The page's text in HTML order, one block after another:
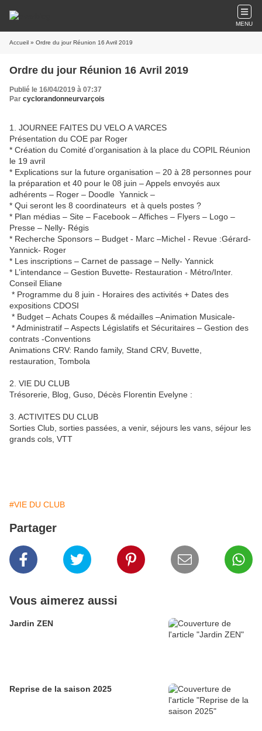
MENU
Accueil » Ordre du jour Réunion 16 Avril 2019
Ordre du jour Réunion 16 Avril 2019
Publié le 16/04/2019 à 07:37
Par cyclorandonneurvarçois
1. JOURNEE FAITES DU VELO A VARCES
Présentation du COE par Roger
* Création du Comité d’organisation à la place du COPIL Réunion
le 19 avril
* Explications sur la future organisation – 20 à 28 personnes pour
la préparation et 40 pour le 08 juin – Appels envoyés aux
adhérents – Roger – Doodle Yannick –
* Qui seront les 8 coordinateurs et à quels postes ?
* Plan médias – Site – Facebook – Affiches – Flyers – Logo –
Presse – Nelly- Régis
* Recherche Sponsors – Budget - Marc –Michel - Revue :Gérard-
Yannick- Roger
* Les inscriptions – Carnet de passage – Nelly- Yannick
* L’intendance – Gestion Buvette- Restauration - Métro/Inter.
Conseil Eliane
* Programme du 8 juin - Horaires des activités + Dates des
expositions CDOSI
* Budget – Achats Coupes & médailles –Animation Musicale-
* Administratif – Aspects Législatifs et Sécuritaires – Gestion des
contrats -Conventions
Animations CRV: Rando family, Stand CRV, Buvette,
restauration, Tombola
2. VIE DU CLUB
Trésorerie, Blog, Guso, Décès Florentin Evelyne :
3. ACTIVITES DU CLUB
Sorties Club, sorties passées, a venir, séjours les vans, séjour les
grands cols, VTT
#VIE DU CLUB
Partager
Vous aimerez aussi
Jardin ZEN
Reprise de la saison 2025